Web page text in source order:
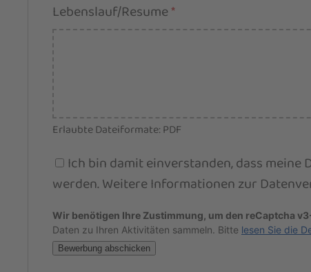
Lebenslauf/Resume*
Erlaubte Dateiformate: PDF
Ich bin damit einverstanden, dass
werden. Weitere Informationen zur
Wir benötigen Ihre Zustimmung, um den reCaptcha
Daten zu Ihren Aktivitäten sammeln. Bitte lesen Sie die